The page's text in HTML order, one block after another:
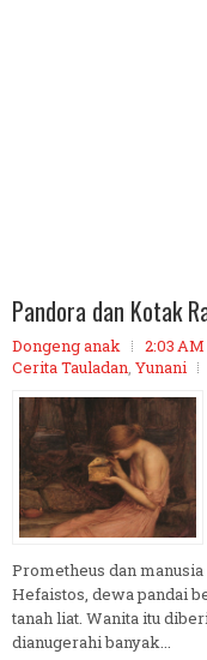
Pandora dan Kotak
Dongeng anak 2:03 AM
Cerita Tauladan, Yunani
Prometheus dan
Hefaistos, dewa pandai
tanah liat. Wanita itu
dianugerahi banyak...